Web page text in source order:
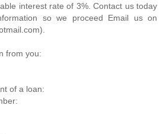
interest rate of 3%. Contact us today
so we proceed Email us on
from you:
of a loan: